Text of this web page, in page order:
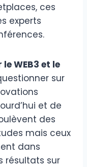
ces
experts
WEB3 et le
sur
et de
des
mais ceux
dans
résultats sur